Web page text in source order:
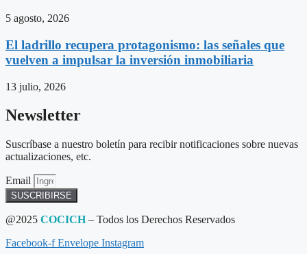
5 agosto, 2026
El ladrillo recupera protagonismo: las señales que
vuelven a impulsar la inversión inmobiliaria
13 julio, 2026
Newsletter
Suscríbase a nuestro boletín para recibir notificaciones sobre nuevas
actualizaciones, etc.
Email
SUSCRIBIRSE
@2025 COCICH– Todos los Derechos Reservados
Facebook-f Envelope Instagram